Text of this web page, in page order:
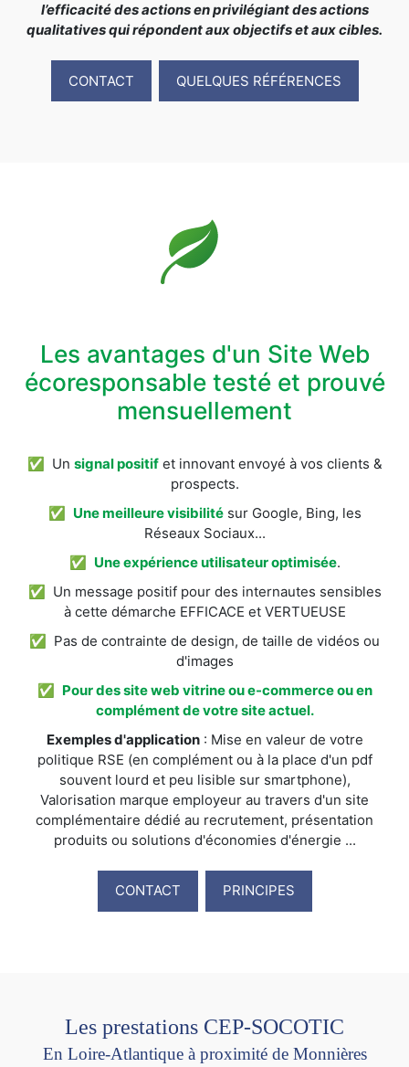
l’efficacité des actions en privilégiant des actions
qualitatives qui répondent aux objectifs et aux cibles.
CONTACT QUELQUES RÉFÉRENCES
Les avantages d'un Site Web
écoresponsable testé et prouvé
mensuellement
✅ Un signal positifet innovant envoyé à vos clients &
prospects.
✅ Une meilleure visibilitésur Google, Bing, les
Réseaux Sociaux...
✅ Une expérience utilisateur optimisée.
✅ Un message positif pour des internautes sensibles
à cette démarche EFFICACE et VERTUEUSE
✅ Pas de contrainte de design, de taille de vidéos ou
d'images
✅ Pour des site web vitrine ou e-commerce ou en
complément de votre site actuel.
Exemples d'application: Mise en valeur de votre
politique RSE (en complément ou à la place d'un pdf
souvent lourd et peu lisible sur smartphone),
Valorisation marque employeur au travers d'un site
complémentaire dédié au recrutement, présentation
produits ou solutions d'économies d'énergie ...
CONTACT PRINCIPES
Les prestations CEP-SOCOTIC
En Loire-Atlantique à proximité de Monnières